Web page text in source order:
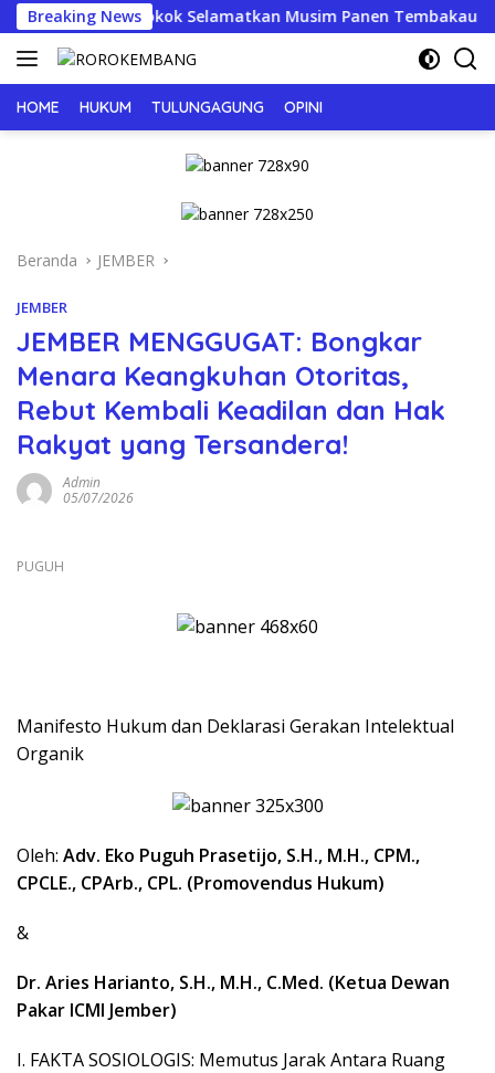
Langsung
ke
konten
Breaking News
Rokok Selamatkan Musim Panen Tembakau
HOME HUKUM TULUNGAGUNG OPINI
Beranda JEMBER
JEMBER
JEMBER MENGGUGAT: Bongkar
Menara Keangkuhan Otoritas,
Rebut Kembali Keadilan dan Hak
Rakyat yang Tersandera!
Admin
05/07/2026
PUGUH
Manifesto Hukum dan Deklarasi Gerakan Intelektual
Organik
Oleh: Adv. Eko Puguh Prasetijo, S.H., M.H., CPM.,
CPCLE., CPArb., CPL. (Promovendus Hukum)
&
Dr. Aries Harianto, S.H., M.H., C.Med. (Ketua Dewan
Pakar ICMI Jember)
​I. FAKTA SOSIOLOGIS: Memutus Jarak Antara Ruang